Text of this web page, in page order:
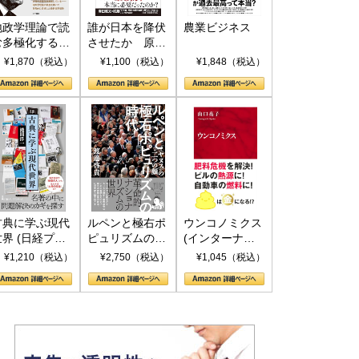
政学理論で読
多極化する世
トランプと
¥1,870（税込）
誰が日本を降伏
させたか 原爆
投下、ソ連参
(PHP新書)
¥1,100（税込）
農業ビジネス
¥1,848（税込）
典に学ぶ現代
界 (日経プレ
アシリーズ)
¥1,210（税込）
ルペンと極右ポ
ピュリズムの時
代：〈ヤヌス〉
¥2,750（税込）
ウンコノミクス
(インターナシ
ョナル新書)
¥1,045（税込）